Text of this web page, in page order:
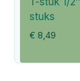
stuks
€ 8,49